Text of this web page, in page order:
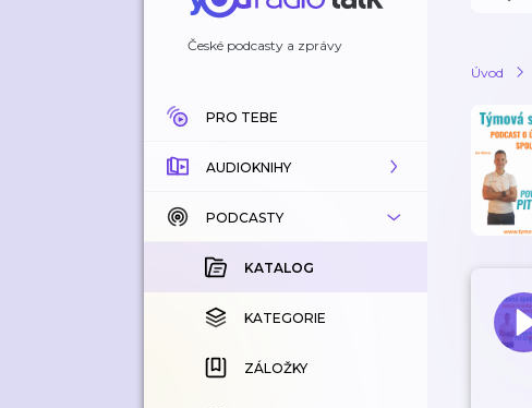
České podcasty a zprávy
PRO TEBE
AUDIOKNIHY
KATALOG
KOUPENÉ
KATEGORIE
ZÁLOŽKY
PODCASTY
KATALOG
KATEGORIE
ZÁLOŽKY
Úvod